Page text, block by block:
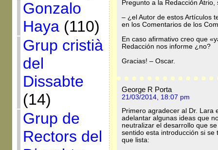
Gonzalo
Haya(110)
Grup cristià
del
Dissabte
(14)
Grup de
Rectors del
Pregunto a la Redacción
– ¿el Autor de estos Artículos
en los Comentarios de los
En caso afirmativo creo que
Redacción nos informe ¿no?
Gracias! – Oscar.
George R Porta
21/03/2014, 18:07 pm
Primero agradecer al Dr. Lara
adelantar algunas ideas que
neutralizar el desarrollo que
sentido esta introducción si
que lista: